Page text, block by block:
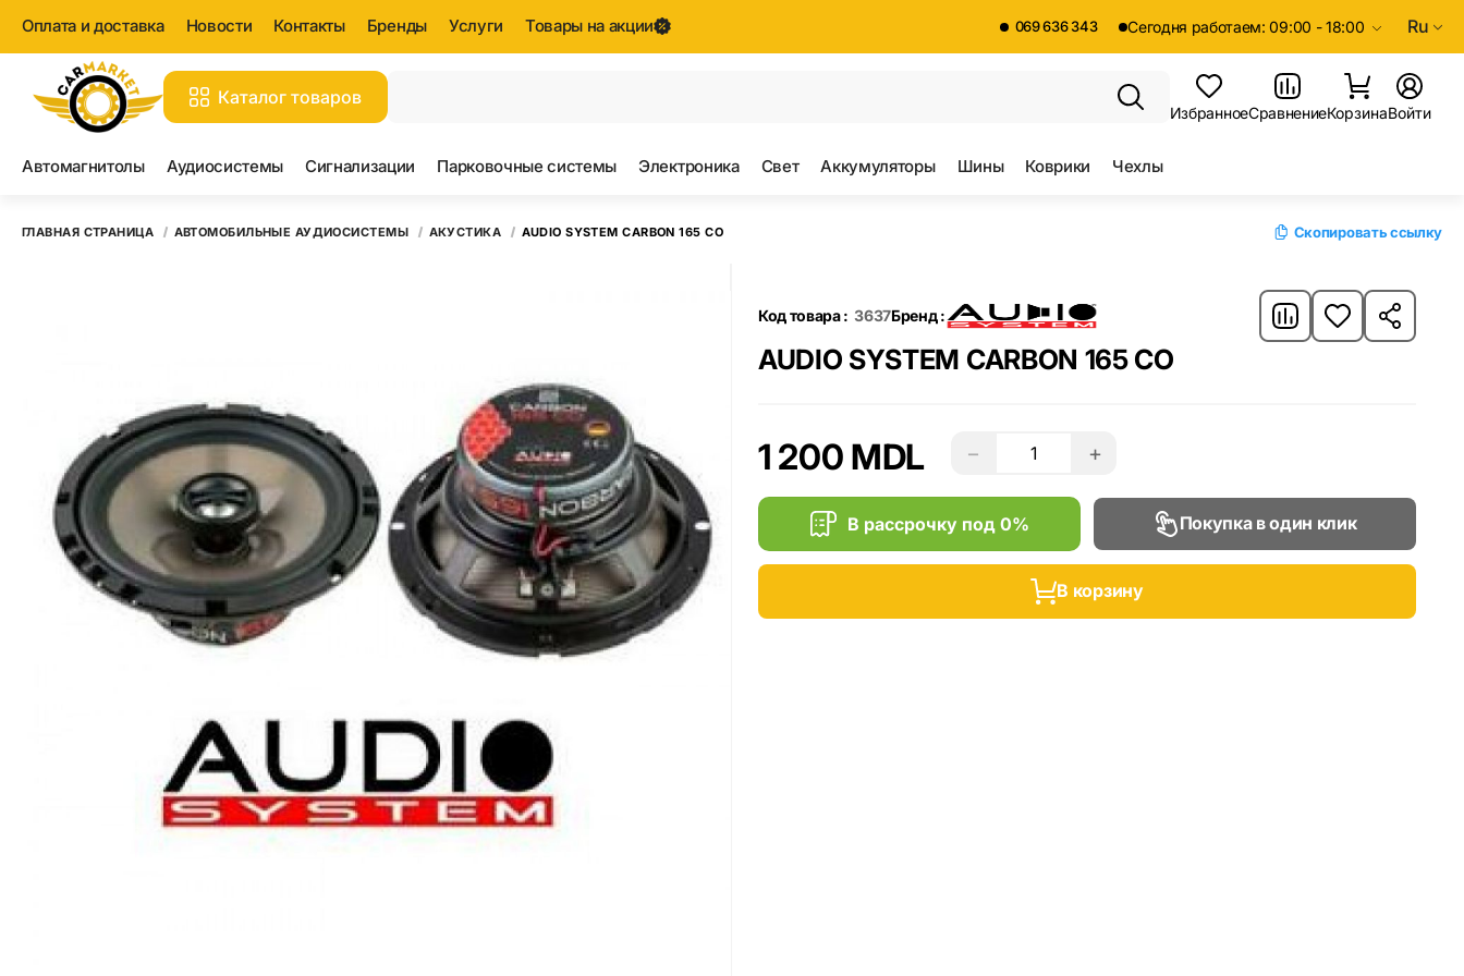
Оплата и доставка Новости Контакты Бренды Услуги Товары на акции 069 636 343 Сегодня работаем: 09:00 - 18:00 Ru
Каталог товаров
Все результаты поиска [0 товаров]
ИзбранноеСравнениеКорзинаВойти
Автомагнитолы Аудиосистемы Сигнализации Парковочные системы Электроника Свет Аккумуляторы Шины Коврики Чехлы
ГЛАВНАЯ СТРАНИЦА АВТОМОБИЛЬНЫЕ АУДИОСИСТЕМЫ АКУСТИКА AUDIO SYSTEM CARBON 165 CO Скопировать ссылку
Код товара : 3637Бренд :
AUDIO SYSTEM CARBON 165 CO
1 200 MDL − +
В рассрочку под 0% Покупка в один клик
В корзину